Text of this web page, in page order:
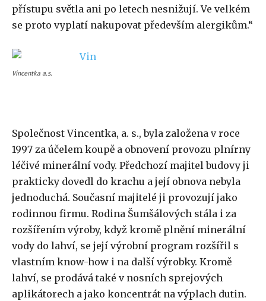
přístupu světla ani po letech nesnižují. Ve velkém
se proto vyplatí nakupovat především alergikům.“
Vincentka a.s.
Společnost Vincentka, a. s., byla založena v roce
1997 za účelem koupě a obnovení provozu plnírny
léčivé minerální vody. Předchozí majitel budovy ji
prakticky dovedl do krachu a její obnova nebyla
jednoduchá. Současní majitelé ji provozují jako
rodinnou firmu. Rodina Šumšálových stála i za
rozšířením výroby, když kromě plnění minerální
vody do lahví, se její výrobní program rozšířil s
vlastním know-how i na další výrobky. Kromě
lahví, se prodává také v nosních sprejových
aplikátorech a jako koncentrát na výplach dutin.